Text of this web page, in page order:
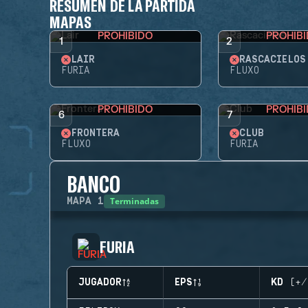
RESUMEN DE LA PARTIDA
MAPAS
1 PROHIBIDO
LAIR
FURIA
2
RASCACIELOS
FLUXO
6 PROHIBIDO
FRONTERA
FLUXO
7
CLUB
FURIA
BANCO
MAPA 1 Terminadas
FURIA
JUGADOR EPS KD